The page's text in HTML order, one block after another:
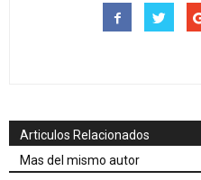
Articulos Relacionados
Mas del mismo autor